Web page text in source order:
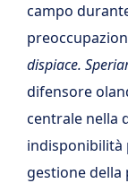
campo
dispiace.
difensore
centrale nella
indisponibilità
gestione della